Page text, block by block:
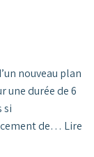
nouveau plan
une durée de 6
si
de… Lire